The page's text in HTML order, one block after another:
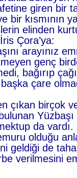
giren bir
bir kısmının
elinden
Çora’ya:
arayınız
genç
bağırıp
çare
çıkan birçok
Yüzbaşı
da
olduğu
geldiği de
verilmesini